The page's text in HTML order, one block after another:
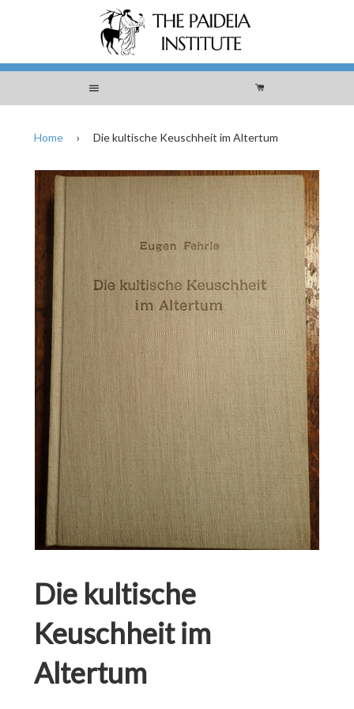
Menu Cart
Home › Die kultische Keuschheit im Altertum
Die kultische
Keuschheit im
Altertum